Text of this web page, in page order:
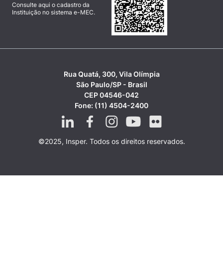
Consulte aqui o cadastro da
Instituição no sistema e-MEC.
Rua Quatá, 300, Vila Olímpia
São Paulo/SP - Brasil
CEP 04546-042
Fone: (11) 4504-2400
©2025, Insper. Todos os direitos reservados.